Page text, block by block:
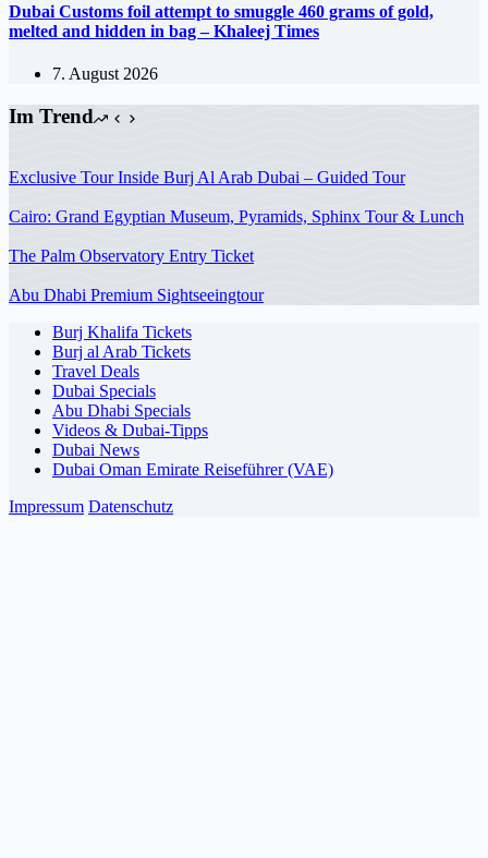
Dubai Customs foil attempt to smuggle 460 grams of gold,
melted and hidden in bag – Khaleej Times
7. August 2026
Im Trend
Exclusive Tour Inside Burj Al Arab Dubai – Guided Tour
Cairo: Grand Egyptian Museum, Pyramids, Sphinx Tour & Lunch
The Palm Observatory Entry Ticket
Abu Dhabi Premium Sightseeingtour
Burj Khalifa Tickets
Burj al Arab Tickets
Travel Deals
Dubai Specials
Abu Dhabi Specials
Videos & Dubai-Tipps
Dubai News
Dubai Oman Emirate Reiseführer (VAE)
Impressum Datenschutz